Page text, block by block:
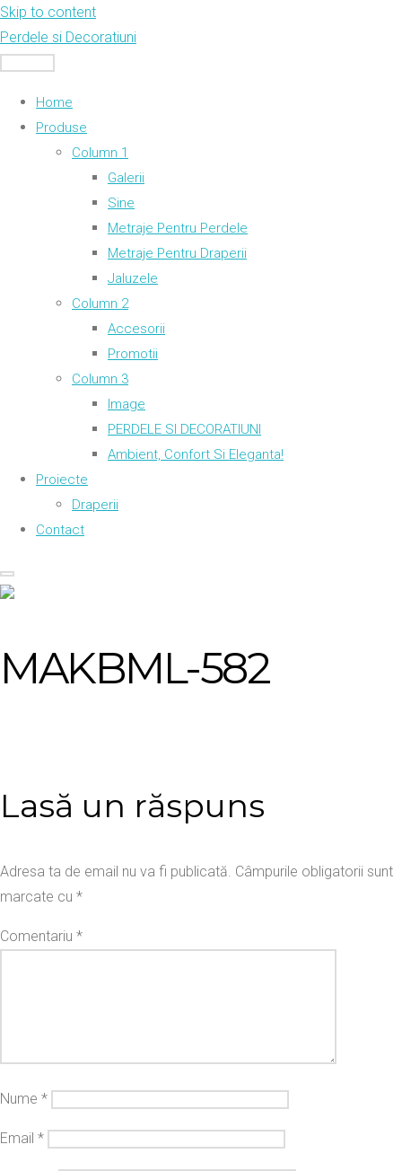
Skip to content
Perdele si Decoratiuni
Home
Produse
Column 1
Galerii
Sine
Metraje Pentru Perdele
Metraje Pentru Draperii
Jaluzele
Column 2
Accesorii
Promotii
Column 3
Image
PERDELE SI DECORATIUNI
Ambient, Confort Si Eleganta!
Proiecte
Draperii
Contact
MAKBML-582
Lasă un răspuns
Adresa ta de email nu va fi publicată. Câmpurile obligatorii sunt
marcate cu *
Comentariu *
Nume *
Email *